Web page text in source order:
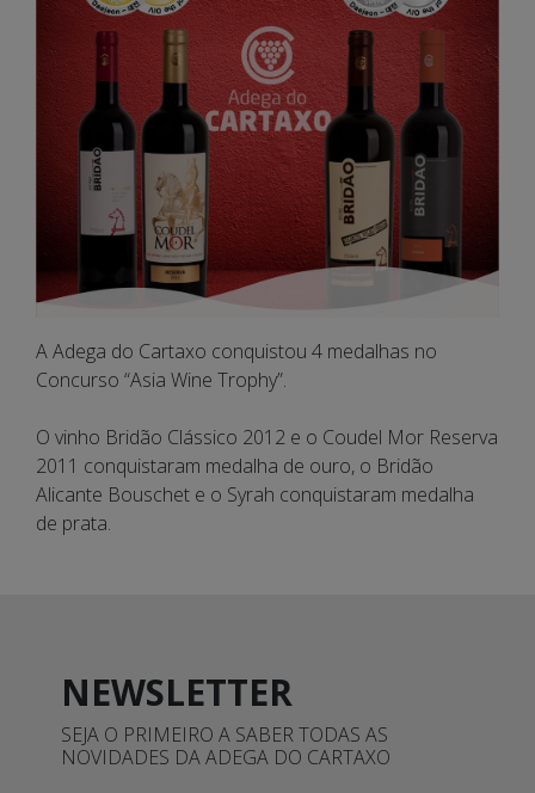
A Adega do Cartaxo conquistou 4 medalhas no
Concurso “Asia Wine Trophy”.
O vinho Bridão Clássico 2012 e o Coudel Mor Reserva
2011 conquistaram medalha de ouro, o Bridão
Alicante Bouschet e o Syrah conquistaram medalha
de prata.
NEWSLETTER
SEJA O PRIMEIRO A SABER TODAS AS
NOVIDADES DA ADEGA DO CARTAXO